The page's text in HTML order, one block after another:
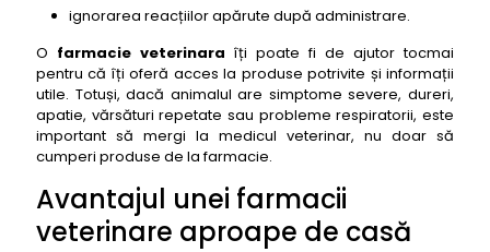
ignorarea reacțiilor apărute după administrare.
O farmacie veterinara îți poate fi de ajutor tocmai
pentru că îți oferă acces la produse potrivite și informații
utile. Totuși, dacă animalul are simptome severe, dureri,
apatie, vărsături repetate sau probleme respiratorii, este
important să mergi la medicul veterinar, nu doar să
cumperi produse de la farmacie.
Avantajul unei farmacii
veterinare aproape de casă